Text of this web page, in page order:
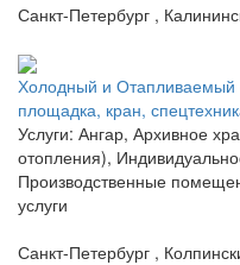
Санкт-Петербург ,
Холодный и Отапливаемый
площадка, кран,
Услуги: Ангар, Архивное
отопления),
Производственные
услуги
Санкт-Петербург ,